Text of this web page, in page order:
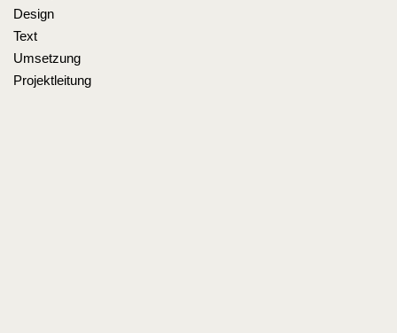
Design
Text
Umsetzung
Projektleitung